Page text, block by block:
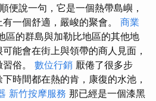
順便說一句，它是一個熱帶島嶼，
一個舒適，嚴峻的聚會。 商業
區的群島與加勒比地區的其他地
能會在街上與領帶的商人見面，
俗。 數位行銷 厭倦了很多步
時間都在熱的肯，康復的水池，
新竹按摩服務 那已經是一個漆黑